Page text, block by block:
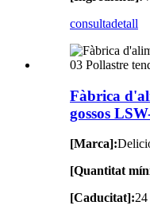
consultadetall
Fàbrica
gossos
[Marca]:
[Quantitat
[Caducitat]:24